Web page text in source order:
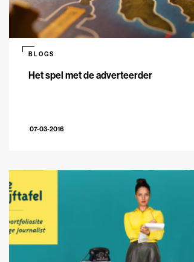
Het spel met de adverteerder
BLOGS
07-03-2016